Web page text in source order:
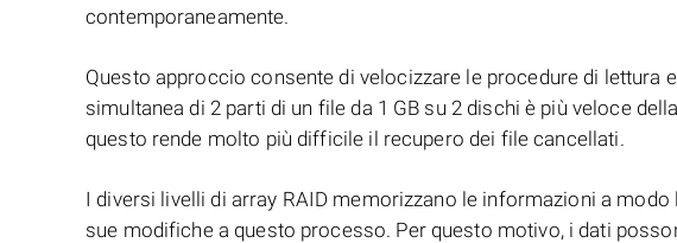
contemporaneamente.
Questo approccio consente di velocizzare le procedure di lettura
simultanea di 2 parti di un file da 1 GB su 2 dischi è più veloce
questo rende molto più difficile il recupero dei file cancellati.
I diversi livelli di array RAID memorizzano le informazioni a
sue modifiche a questo processo. Per questo motivo, i dati